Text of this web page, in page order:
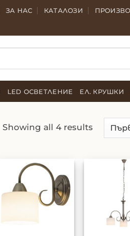
ЗА НАС КАТАЛОЗИ
LED ОСВЕТЛЕНИЕ ЕЛ. КРУШКИ
Showing all 4 results Sorted